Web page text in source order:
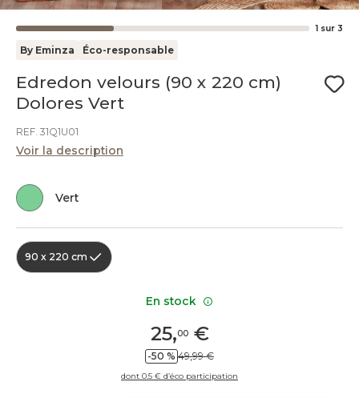
1 sur 3
By Eminza Éco-responsable
Edredon velours (90 x 220 cm)
Dolores Vert
REF. 31Q1U01
Voir la description
Vert
90 x 220 cm
25,00€
-50 % 49,99 €
dont 0.5 € d’éco participation